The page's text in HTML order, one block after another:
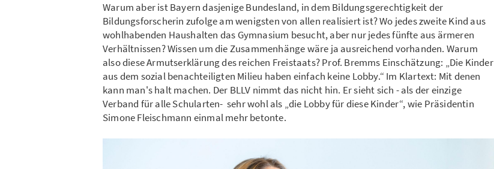
Warum aber ist Bayern dasjenige Bundesland, in dem Bildungsgerechtigkeit der
Bildungsforscherin zufolge am wenigsten von allen realisiert ist? Wo jedes zweite Kind aus
wohlhabenden Haushalten das Gymnasium besucht, aber nur jedes fünfte aus ärmeren
Verhältnissen? Wissen um die Zusammenhänge wäre ja ausreichend vorhanden. Warum
also diese Armutserklärung des reichen Freistaats? Prof. Bremms Einschätzung: „Die Kinder
aus dem sozial benachteiligten Milieu haben einfach keine Lobby.“ Im Klartext: Mit denen
kann man's halt machen. Der BLLV nimmt das nicht hin. Er sieht sich - als der einzige
Verband für alle Schularten- sehr wohl als „die Lobby für diese Kinder“, wie Präsidentin
Simone Fleischmann einmal mehr betonte.